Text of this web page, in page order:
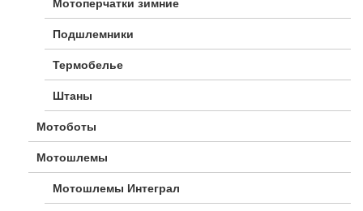
Мотоперчатки зимние
Подшлемники
Термобелье
Штаны
Мотоботы
Мотошлемы
Мотошлемы Интеграл